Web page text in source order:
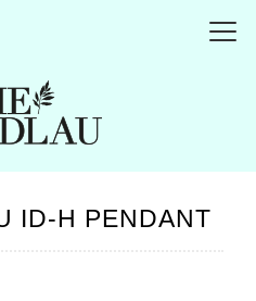
ID-H PENDANT